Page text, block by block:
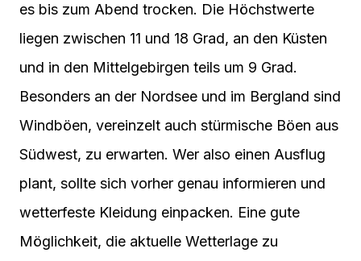
es bis zum Abend trocken. Die Höchstwerte
liegen zwischen 11 und 18 Grad, an den Küsten
und in den Mittelgebirgen teils um 9 Grad.
Besonders an der Nordsee und im Bergland sind
Windböen, vereinzelt auch stürmische Böen aus
Südwest, zu erwarten. Wer also einen Ausflug
plant, sollte sich vorher genau informieren und
wetterfeste Kleidung einpacken. Eine gute
Möglichkeit, die aktuelle Wetterlage zu